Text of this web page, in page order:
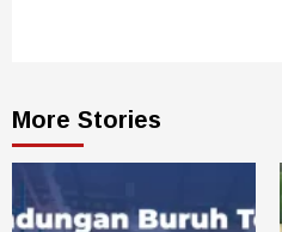
More Stories